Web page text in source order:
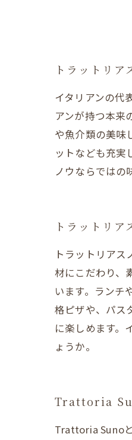
トラットリア
イタリアンの代
アンが持つ本来
や魚介類の美味
ットなども充実
ノウならではの
トラットリア
トラットリア
材にこだわり、
います。ランチ
格ピザや、パス
に楽しめます。
ょうか。
Trattoria
Trattoria Suno